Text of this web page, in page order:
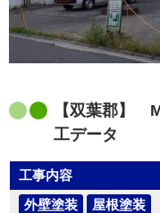
【双葉郡】
工データ
工事内容
外壁塗装
屋根塗装